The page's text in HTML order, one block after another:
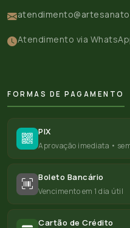
Atendimento via
FORMAS DE PAGAMENTO
PIX
Aprovação imediata •
Boleto Bancário
Vencimento em 1 dia útil
Cartão de Crédito